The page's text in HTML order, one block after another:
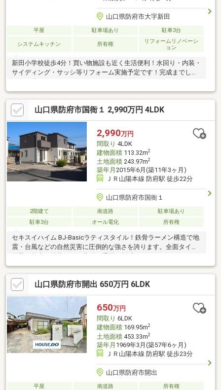
山口県防府市大字新田
平屋 駐車場あり 駐車3台
システムキッチン 所有権
リフォームリノベーシ
ョン
新田小学校徒歩4分！買い物施設も近く生活便利！水回り・内装・
サイディング・サッシ等リフォーム実施予定です！完成までしば
山口県防府市国衙１ 2,990万円 4LDK
2,990万円
間取り 4LDK
建物面積113.32m2
土地面積243.97m2
築年月 2015年6月(築11年3ヶ月)
ＪＲ山陽本線 防府駅 徒歩22分
山口県防府市国衙１
2階建て 南道路
駐車場あり
駐車3台
オール電化 所有権
セキスイハイム BJ-Basicラティスタイル！鉄骨ラーメン構造で地
震・台風などの自然災害に圧倒的な強さを誇ります。全面タイル
ルコスト）を徹底的に抑えられ、長く安心してお住まいいただけ
る仕様です。工場でつくるセキスイハイムのお家は、施工精度の
高さが特徴です。また、セキスイハイムの60年長期サポートシス
テムで、グループ全体でご入居後の安心をお届けしており、その
安心も引き継ぐことが出来るお家です。太陽光発電システム
3.96kW、蓄電池7.2kWｈも搭載され、光熱費を削減、災害時の生
活に備えます！
山口県防府市開出 650万円 6LDK
650万円
間取り 6LDK
建物面積169.95m2
土地面積453.33m2
築年月 1969年3月(築57年6ヶ月)
ＪＲ山陽本線 防府駅 徒歩23分
山口県防府市開出
平屋 南道路 所有権